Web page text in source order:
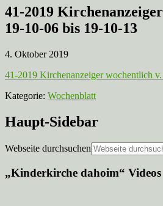
41-2019
19-10-06 bis 19-10-13
4. Oktober 2019
41-2019 Kirchenanzeiger wochentlich
Kategorie: Wochenblatt
Haupt-Sidebar
Webseite durchsuchen
„Kinderkirche dahoim“ Videos